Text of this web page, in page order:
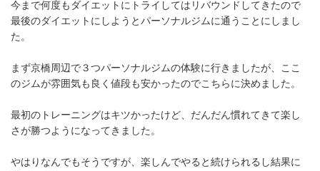
今まで何度もダイエットにトライしてはリバウンドしてきたので
最後のダイエットにしようとパーソナルジムに通うことにしまし
た。
まず京橋周辺で３つパーソナルジムの体験に行きましたが、ここ
のジムが雰囲気も良く値段も安かったのでこちらに決めました。
最初のトレーニングはキツかったけど、だんだん慣れてきて楽し
さが勝つようになってきました。
やはりなんでもそうですが、楽しんでやると続けられるし結果に